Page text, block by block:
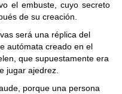
el embuste, cuyo secreto
de su creación.
será una réplica del
autómata creado en el
que supuestamente era
jugar ajedrez.
porque una persona